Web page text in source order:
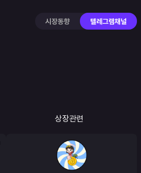
시장동향 텔레그램채널
상장관련